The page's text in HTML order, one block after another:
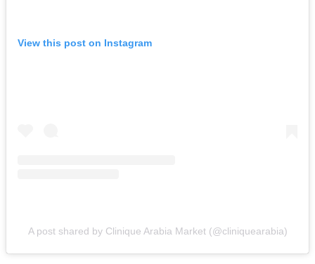
View this post on Instagram
A post shared by Clinique Arabia Market (@cliniquearabia)